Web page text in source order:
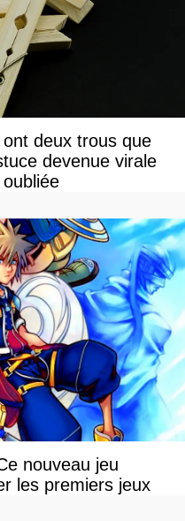
deux trous que
devenue virale
nouveau jeu
les premiers jeux